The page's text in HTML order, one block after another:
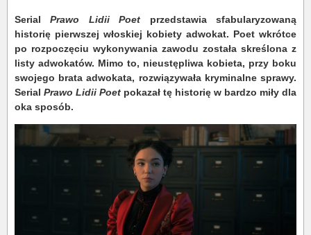
SerialPrawo Lidii Poet przedstawia sfabularyzowaną
historię pierwszej włoskiej kobiety adwokat. Poet wkrótce
po rozpoczęciu wykonywania zawodu została skreślona z
listy adwokatów. Mimo to, nieustępliwa kobieta, przy boku
swojego brata adwokata, rozwiązywała kryminalne sprawy.
Serial Prawo Lidii Poet pokazał tę historię w bardzo miły dla
oka sposób.